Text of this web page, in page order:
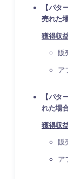
【パタ
売れた
獲得収
販
ア
【パタ
れた場
獲得収
販
ア